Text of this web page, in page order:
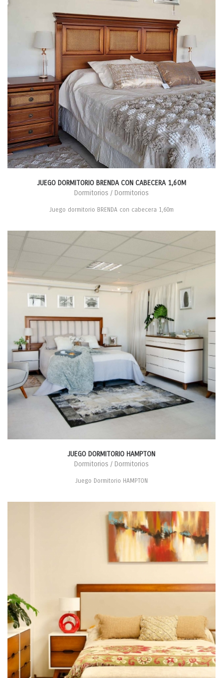
JUEGO DORMITORIO BRENDA CON CABECERA 1,60M
Dormitorios / Dormitorios
Juego dormitorio BRENDA con cabecera 1,60m
JUEGO DORMITORIO HAMPTON
Dormitorios / Dormitorios
Juego Dormitorio HAMPTON